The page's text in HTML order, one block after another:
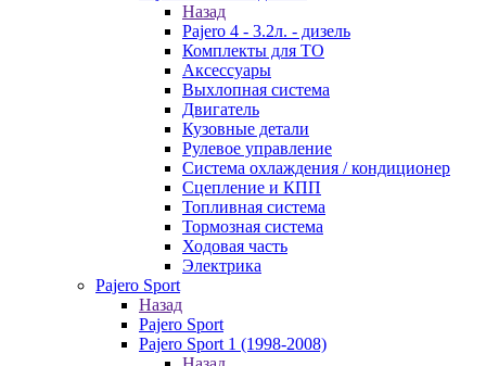
Назад
Pajero 4 - 3.2л. - дизель
Комплекты для ТО
Аксессуары
Выхлопная система
Двигатель
Кузовные детали
Рулевое управление
Система охлаждения / кондиционер
Сцепление и КПП
Топливная система
Тормозная система
Ходовая часть
Электрика
Pajero Sport
Назад
Pajero Sport
Pajero Sport 1 (1998-2008)